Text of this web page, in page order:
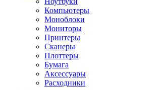
Компьютеры
Моноблоки
Мониторы
Принтеры
Сканеры
Плоттеры
Бумага
Аксессуары
Расходники